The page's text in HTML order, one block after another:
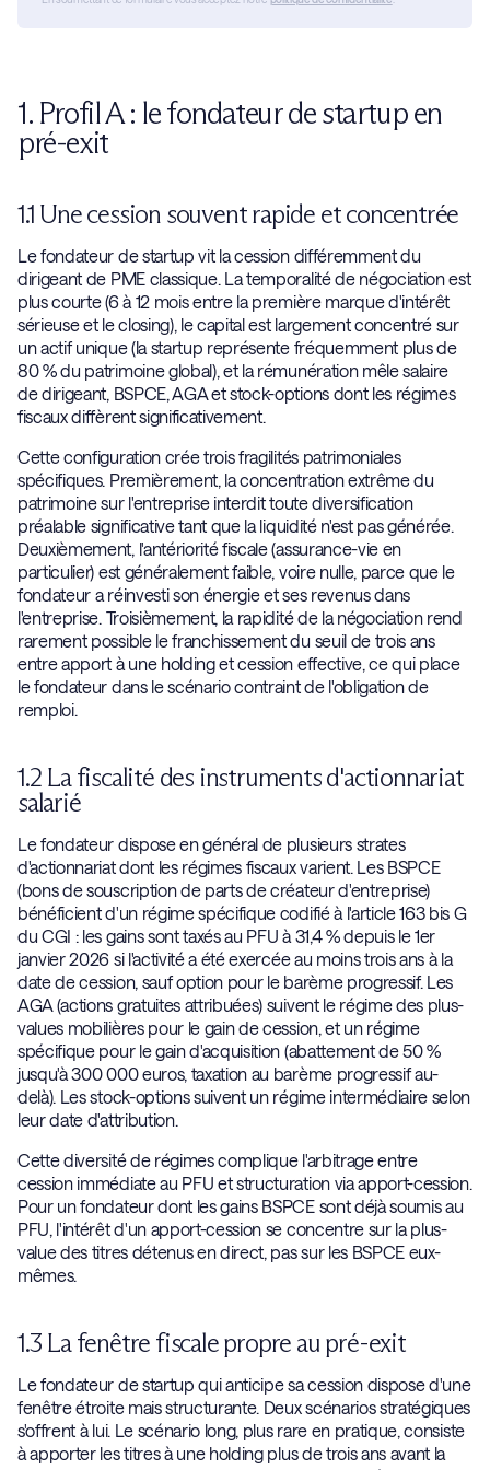
1. Profil A : le fondateur de startup en
pré-exit
1.1 Une cession souvent rapide et concentrée
Le fondateur de startup vit la cession différemment du
dirigeant de PME classique. La temporalité de négociation est
plus courte (6 à 12 mois entre la première marque d'intérêt
sérieuse et le closing), le capital est largement concentré sur
un actif unique (la startup représente fréquemment plus de
80 % du patrimoine global), et la rémunération mêle salaire
de dirigeant, BSPCE, AGA et stock-options dont les régimes
fiscaux diffèrent significativement.
Cette configuration crée trois fragilités patrimoniales
spécifiques. Premièrement, la concentration extrême du
patrimoine sur l'entreprise interdit toute diversification
préalable significative tant que la liquidité n'est pas générée.
Deuxièmement, l'antériorité fiscale (assurance-vie en
particulier) est généralement faible, voire nulle, parce que le
fondateur a réinvesti son énergie et ses revenus dans
l'entreprise. Troisièmement, la rapidité de la négociation rend
rarement possible le franchissement du seuil de trois ans
entre apport à une holding et cession effective, ce qui place
le fondateur dans le scénario contraint de l'obligation de
remploi.
1.2 La fiscalité des instruments d'actionnariat
salarié
Le fondateur dispose en général de plusieurs strates
d'actionnariat dont les régimes fiscaux varient. Les BSPCE
(bons de souscription de parts de créateur d'entreprise)
bénéficient d'un régime spécifique codifié à l'article 163 bis G
du CGI : les gains sont taxés au PFU à 31,4 % depuis le 1er
janvier 2026 si l'activité a été exercée au moins trois ans à la
date de cession, sauf option pour le barème progressif. Les
AGA (actions gratuites attribuées) suivent le régime des plus-
values mobilières pour le gain de cession, et un régime
spécifique pour le gain d'acquisition (abattement de 50 %
jusqu'à 300 000 euros, taxation au barème progressif au-
delà). Les stock-options suivent un régime intermédiaire selon
leur date d'attribution.
Cette diversité de régimes complique l'arbitrage entre
cession immédiate au PFU et structuration via apport-cession.
Pour un fondateur dont les gains BSPCE sont déjà soumis au
PFU, l'intérêt d'un apport-cession se concentre sur la plus-
value des titres détenus en direct, pas sur les BSPCE eux-
mêmes.
1.3 La fenêtre fiscale propre au pré-exit
Le fondateur de startup qui anticipe sa cession dispose d'une
fenêtre étroite mais structurante. Deux scénarios stratégiques
s'offrent à lui. Le scénario long, plus rare en pratique, consiste
à apporter les titres à une holding plus de trois ans avant la